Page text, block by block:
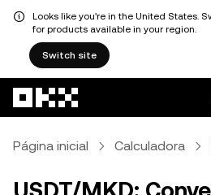
Looks like you're in the United States.
for products available in your region.
Switch site
Página inicial Calculadora